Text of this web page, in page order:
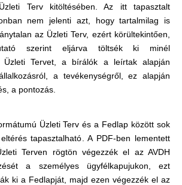
Terv kitöltésében. Az itt tapasztalt
nem jelenti azt, hogy tartalmilag is
az Üzleti Terv, ezért körültekintően,
szerint eljárva töltsék ki minél
Üzleti Tervet, a bírálók a leírtak alapján
a tevékenységről, ez alapján
a pontozás.
Üzleti Terv és a Fedlap között sok
tapasztalható. A PDF-ben lementett
Terven rögtön végezzék el az AVDH
a személyes ügyfélkapujukon, ezt
ki a Fedlapját, majd ezen végezzék el az